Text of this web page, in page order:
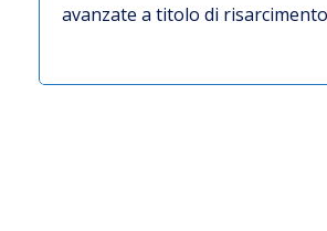
avanzate a titolo di